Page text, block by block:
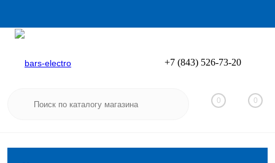
Вход
+7 (843) 526-73-20
0 0